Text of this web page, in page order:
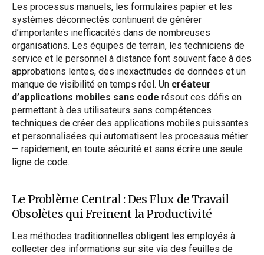
Les processus manuels, les formulaires papier et les
systèmes déconnectés continuent de générer
d’importantes inefficacités dans de nombreuses
organisations. Les équipes de terrain, les techniciens de
service et le personnel à distance font souvent face à des
approbations lentes, des inexactitudes de données et un
manque de visibilité en temps réel. Un créateur
d’applications mobiles sans code résout ces défis en
permettant à des utilisateurs sans compétences
techniques de créer des applications mobiles puissantes
et personnalisées qui automatisent les processus métier
— rapidement, en toute sécurité et sans écrire une seule
ligne de code.
Le Problème Central : Des Flux de Travail
Obsolètes qui Freinent la Productivité
Les méthodes traditionnelles obligent les employés à
collecter des informations sur site via des feuilles de